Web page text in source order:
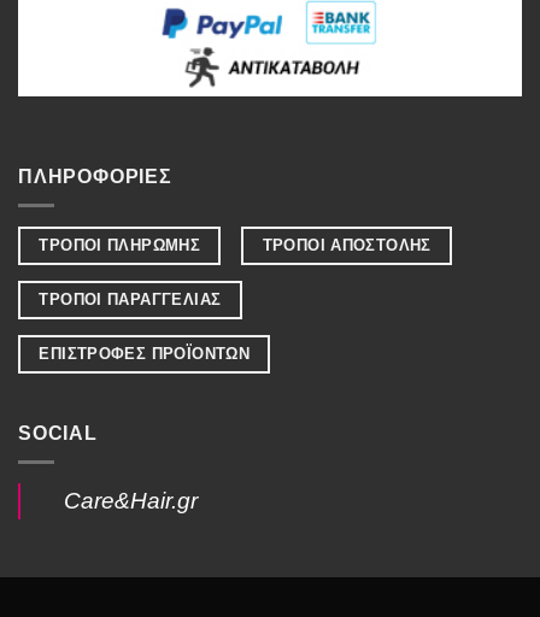
ΠΛΗΡΟΦΟΡΙΕΣ
ΤΡΟΠΟΙ ΠΛΗΡΩΜΗΣ ΤΡΟΠΟΙ ΑΠΟΣΤΟΛΗΣ
ΤΡΟΠΟΙ ΠΑΡΑΓΓΕΛΙΑΣ
ΕΠΙΣΤΡΟΦΕΣ ΠΡΟΪΟΝΤΩΝ
SOCIAL
Care&Hair.gr